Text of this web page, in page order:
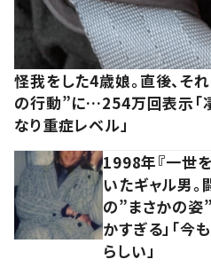
怪我をした4歳娘。直後、そ
の行動”に…254万回表示「凄
なり重症レベル」
1998年『一世
いたギャル男
の”まさかの姿”
かすぎる」「今
らしい」